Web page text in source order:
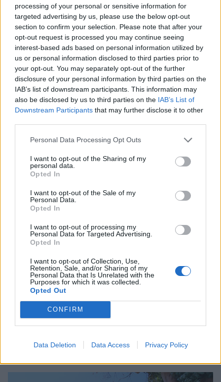
processing of your personal or sensitive information for
targeted advertising by us, please use the below opt-out
section to confirm your selection. Please note that after your
opt-out request is processed you may continue seeing
interest-based ads based on personal information utilized by
us or personal information disclosed to third parties prior to
your opt-out. You may separately opt-out of the further
disclosure of your personal information by third parties on the
IAB’s list of downstream participants. This information may
also be disclosed by us to third parties on the IAB’s List of
Downstream Participants that may further disclose it to other
Personal Data Processing Opt Outs
I want to opt-out of the Sharing of my
personal data.
Opted In
I want to opt-out of the Sale of my
Personal Data.
Opted In
I want to opt-out of processing my
Personal Data for Targeted Advertising.
Opted In
I want to opt-out of Collection, Use,
Retention, Sale, and/or Sharing of my
Personal Data that Is Unrelated with the
Purposes for which it was collected.
Opted Out
CONFIRM
Data Deletion Data Access Privacy Policy
Vi stannade till på halva vägen och fick hoppa i från
set. Vi såg olika fiskar, några av resenärerna såg till och
med rockor.
Sedan gick vi i land och åt lunch, trevlig utsikt och god